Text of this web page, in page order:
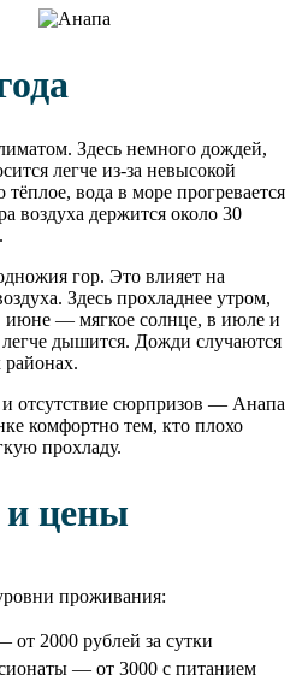
Здесь немного дождей,
легче из-за невысокой
вода в море прогревается
воздуха держится около 30
гор. Это влияет на
Здесь прохладнее утром,
— мягкое солнце, в июле и
дышится. Дожди случаются
отсутствие сюрпризов — Анапа
комфортно тем, кто плохо
прохладу.
цены
проживания:
от 2000 рублей за сутки
— от 3000 с питанием